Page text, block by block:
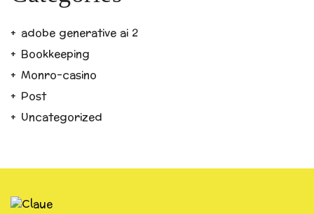
adobe generative ai 2
Bookkeeping
Monro-casino
Post
Uncategorized